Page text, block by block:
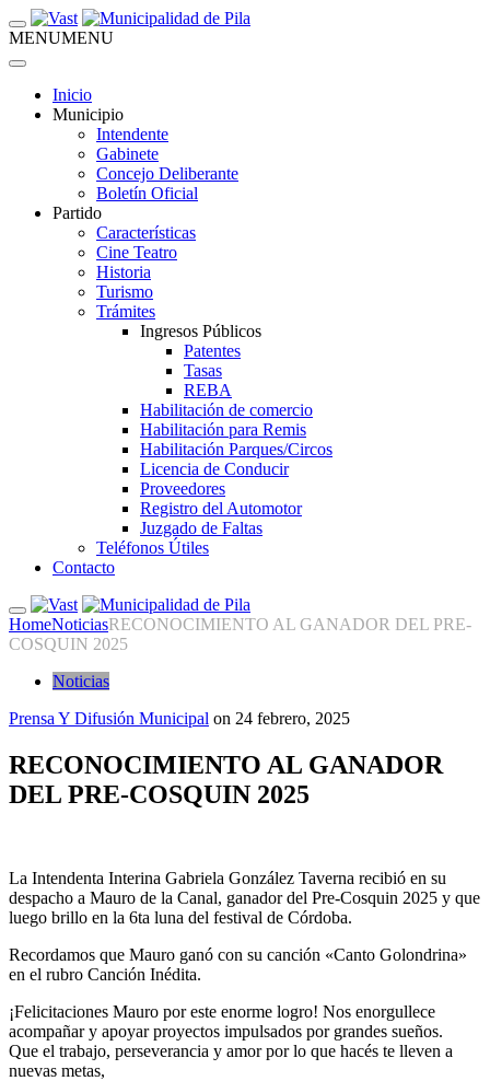
MENUMENU
Inicio
Municipio
Intendente
Gabinete
Concejo Deliberante
Boletín Oficial
Partido
Características
Cine Teatro
Historia
Turismo
Trámites
Ingresos Públicos
Patentes
Tasas
REBA
Habilitación de comercio
Habilitación para Remis
Habilitación Parques/Circos
Licencia de Conducir
Proveedores
Registro del Automotor
Juzgado de Faltas
Teléfonos Útiles
Contacto
HomeNoticiasRECONOCIMIENTO AL GANADOR DEL PRE-
COSQUIN 2025
Noticias
Prensa Y Difusión Municipal on 24 febrero, 2025
RECONOCIMIENTO AL GANADOR
DEL PRE-COSQUIN 2025
La Intendenta Interina Gabriela González Taverna recibió en su
despacho a Mauro de la Canal, ganador del Pre-Cosquin 2025 y que
luego brillo en la 6ta luna del festival de Córdoba.
Recordamos que Mauro ganó con su canción «Canto Golondrina»
en el rubro Canción Inédita.
¡Felicitaciones Mauro por este enorme logro! Nos enorgullece
acompañar y apoyar proyectos impulsados por grandes sueños.
Que el trabajo, perseverancia y amor por lo que hacés te lleven a
nuevas metas,